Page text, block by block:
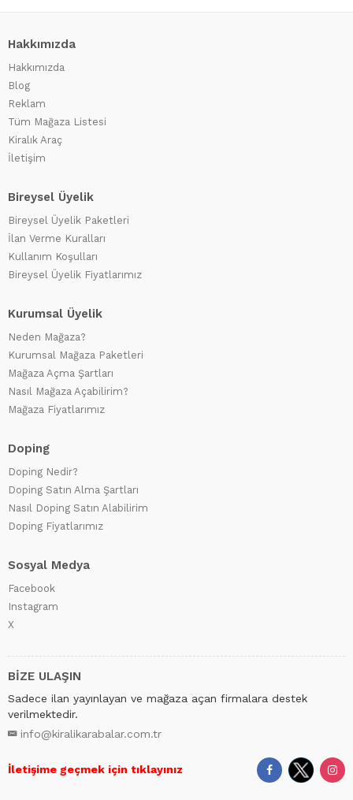
Hakkımızda
Hakkımızda
Blog
Reklam
Tüm Mağaza Listesi
Kiralık Araç
İletişim
Bireysel Üyelik
Bireysel Üyelik Paketleri
İlan Verme Kuralları
Kullanım Koşulları
Bireysel Üyelik Fiyatlarımız
Kurumsal Üyelik
Neden Mağaza?
Kurumsal Mağaza Paketleri
Mağaza Açma Şartları
Nasıl Mağaza Açabilirim?
Mağaza Fiyatlarımız
Doping
Doping Nedir?
Doping Satın Alma Şartları
Nasıl Doping Satın Alabilirim
Doping Fiyatlarımız
Sosyal Medya
Facebook
Instagram
X
BİZE ULAŞIN
Sadece ilan yayınlayan ve mağaza açan firmalara destek
verilmektedir.
info@kiralikarabalar.com.tr
İletişime geçmek için tıklayınız